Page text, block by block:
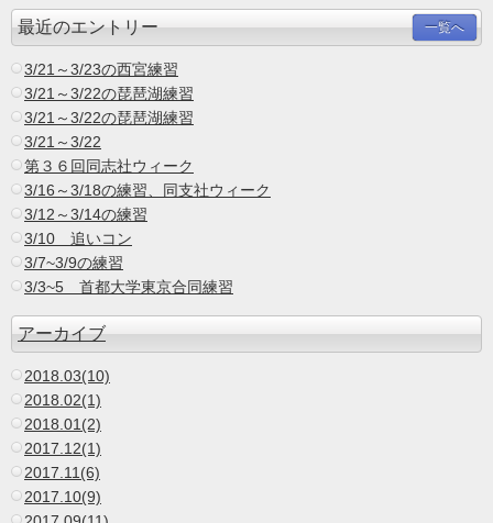
最近のエントリー 一覧へ
3/21～3/23の西宮練習
3/21～3/22の琵琶湖練習
3/21～3/22の琵琶湖練習
3/21～3/22
第３６回同志社ウィーク
3/16～3/18の練習、同支社ウィーク
3/12～3/14の練習
3/10 追いコン
3/7~3/9の練習
3/3~5 首都大学東京合同練習
アーカイブ
2018.03(10)
2018.02(1)
2018.01(2)
2017.12(1)
2017.11(6)
2017.10(9)